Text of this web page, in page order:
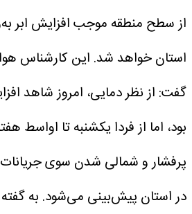
از سطح منطقه موجب افزایش ابر
استان خواهد شد. این کارشناس
گفت: از نظر دمایی، امروز شاهد
بود، اما از فردا یکشنبه تا اواسط
پرفشار و شمالی شدن سوی
در استان پیش‌بینی می‌شود. به